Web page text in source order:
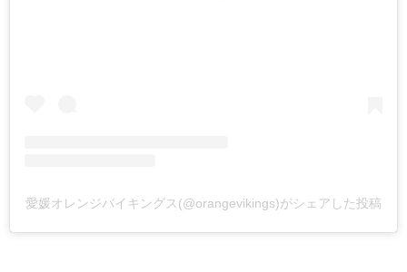
愛媛オレンジバイキングス(@orangevikings)がシェアした投稿